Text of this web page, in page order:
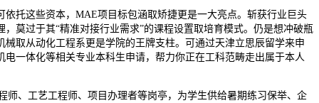
这些资本，MAE项目标包涵取矫捷更是一大亮点。斩获行业巨头
，莫过于其“精准对接行业需求”的课程设置取培育模式。仍是想冲破瓶
械取从动化工程系更是学院的王牌支柱。可通过天津立思辰留学来申
电一体化等相关专业本科生申请，帮力你正在工科范畴走出属于本人
工艺工程师、项目办理者等岗亭，为学生供给暑期练习保举、企